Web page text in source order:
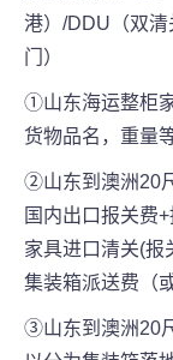
港）/DDU（双清
门）
①山东海运整柜
货物品名，重量
②山东到澳洲20
国内出口报关费
家具进口清关(报
集装箱派送费（
③山东到澳洲20